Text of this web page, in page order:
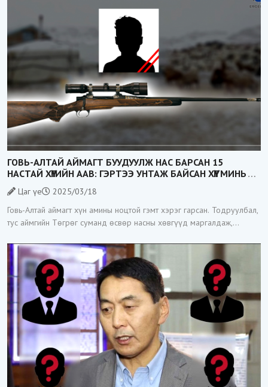
ГОВЬ-АЛТАЙ АЙМАГТ БУУДУУЛЖ НАС БАРСАН 15
НАСТАЙ ХҮҮГИЙН ААВ: ГЭРТЭЭ УНТАЖ БАЙСАН ХҮҮГ МИНЬ
ДУУДАЖ ГАРГААД, БУУДААД ХӨНӨӨЧИХЛӨӨ
Цаг үе
2025/03/18
Говь-Алтай аймагт хүн амины ноцтой гэмт хэрэг гарсан. Тодруулбал,
тус аймгийн Төгрөг суманд өсвөр насны хөвгүүд маргалдаж,
арванхоёрдугаар сарын